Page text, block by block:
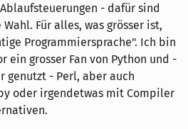
- dafür sind
Für alles, was grösser ist,
Programmiersprache". Ich bin
ein grosser Fan von Python und -
genutzt - Perl, aber auch
oder irgendetwas mit Compiler